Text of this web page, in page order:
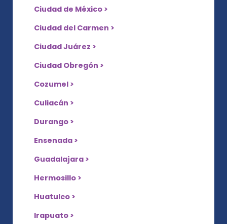
Ciudad de México >
Ciudad del Carmen >
Ciudad Juárez >
Ciudad Obregón >
Cozumel >
Culiacán >
Durango >
Ensenada >
Guadalajara >
Hermosillo >
Huatulco >
Irapuato >